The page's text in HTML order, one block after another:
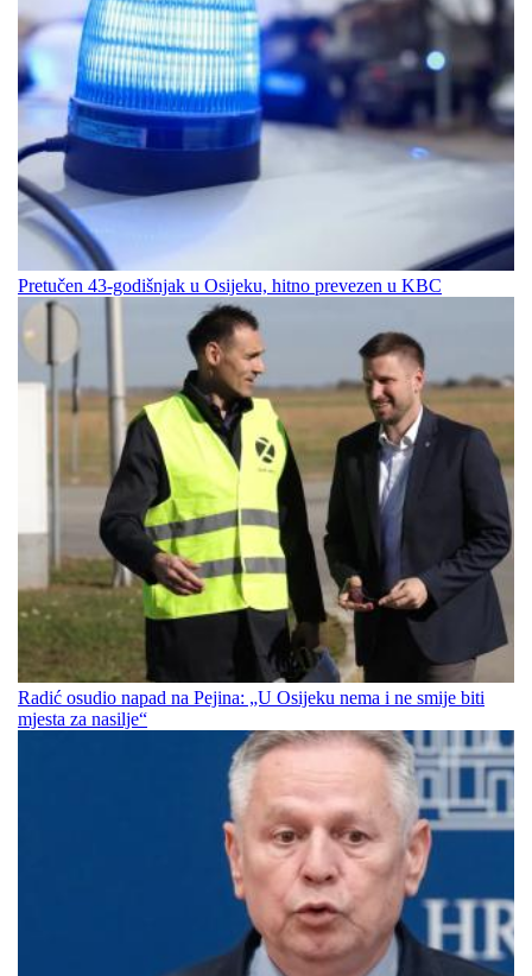
Pretučen 43-godišnjak u Osijeku, hitno prevezen u KBC
Radić osudio napad na Pejina: „U Osijeku nema i ne smije biti
mjesta za nasilje“